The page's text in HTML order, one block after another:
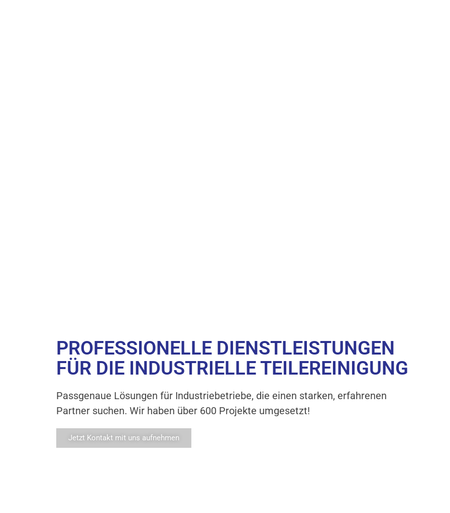
PROFESSIONELLE DIENSTLEISTUNGEN
FÜR DIE INDUSTRIELLE TEILEREINIGUNG
Passgenaue Lösungen für Industriebetriebe, die einen starken, erfahrenen
Partner suchen. Wir haben über 600 Projekte umgesetzt!
Jetzt Kontakt mit uns aufnehmen